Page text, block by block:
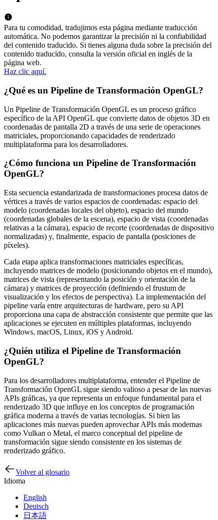
Para tu comodidad, tradujimos esta página mediante traducción
automática. No podemos garantizar la precisión ni la confiabilidad
del contenido traducido. Si tienes alguna duda sobre la precisión del
contenido traducido, consulta la versión oficial en inglés de la
página web.
Haz clic aquí.
¿Qué es un Pipeline de Transformación OpenGL?
Un Pipeline de Transformación OpenGL es un proceso gráfico
específico de la API OpenGL que convierte datos de objetos 3D en
coordenadas de pantalla 2D a través de una serie de operaciones
matriciales, proporcionando capacidades de renderizado
multiplataforma para los desarrolladores.
¿Cómo funciona un Pipeline de Transformación
OpenGL?
Esta secuencia estandarizada de transformaciones procesa datos de
vértices a través de varios espacios de coordenadas: espacio del
modelo (coordenadas locales del objeto), espacio del mundo
(coordenadas globales de la escena), espacio de vista (coordenadas
relativas a la cámara), espacio de recorte (coordenadas de dispositivo
normalizadas) y, finalmente, espacio de pantalla (posiciones de
píxeles).
Cada etapa aplica transformaciones matriciales específicas,
incluyendo matrices de modelo (posicionando objetos en el mundo),
matrices de vista (representando la posición y orientación de la
cámara) y matrices de proyección (definiendo el frustum de
visualización y los efectos de perspectiva). La implementación del
pipeline varía entre arquitecturas de hardware, pero su API
proporciona una capa de abstracción consistente que permite que las
aplicaciones se ejecuten en múltiples plataformas, incluyendo
Windows, macOS, Linux, iOS y Android.
¿Quién utiliza el Pipeline de Transformación
OpenGL?
Para los desarrolladores multiplataforma, entender el Pipeline de
Transformación OpenGL sigue siendo valioso a pesar de las nuevas
APIs gráficas, ya que representa un enfoque fundamental para el
renderizado 3D que influye en los conceptos de programación
gráfica moderna a través de varias tecnologías. Si bien las
aplicaciones más nuevas pueden aprovechar APIs más modernas
como Vulkan o Metal, el marco conceptual del pipeline de
transformación sigue siendo consistente en los sistemas de
renderizado gráfico.
Volver al glosario
Idioma
English
Deutsch
日本語